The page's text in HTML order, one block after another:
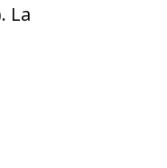
La